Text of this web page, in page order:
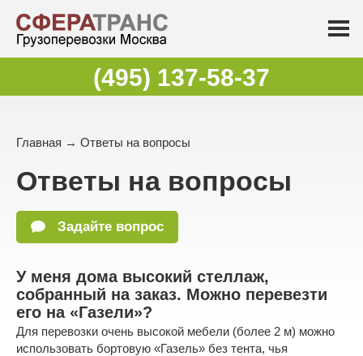
(495) 137-58-37
Главная → Ответы на вопросы
Ответы на вопросы
Задайте вопрос
У меня дома высокий стеллаж,
собранный на заказ. Можно перевезти
его на «Газели»?
Для перевозки очень высокой мебели (более 2 м) можно
использовать бортовую «Газель» без тента, чья